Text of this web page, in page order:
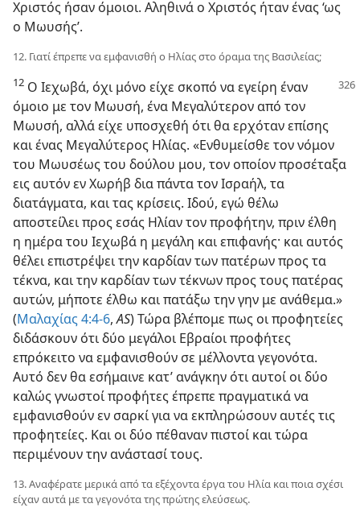
Χριστός ήσαν όμοιοι. Αληθινά ο Χριστός ήταν ένας ‘ως
ο Μωυσής’.
12. Γιατί έπρεπε να εμφανισθή ο Ηλίας στο όραμα της Βασιλείας;
12 Ο Ιεχωβά, όχι μόνο είχε σκοπό να εγείρη έναν
όμοιο με τον Μωυσή, ένα Μεγαλύτερον από τον
Μωυσή, αλλά είχε υποσχεθή ότι θα ερχόταν επίσης
και ένας Μεγαλύτερος Ηλίας. «Ενθυμείσθε τον νόμον
του Μωυσέως του δούλου μου, τον οποίον προσέταξα
εις αυτόν εν Χωρήβ δια πάντα τον Ισραήλ, τα
διατάγματα, και τας κρίσεις. Ιδού, εγώ θέλω
αποστείλει προς εσάς Ηλίαν τον προφήτην, πριν έλθη
η ημέρα του Ιεχωβά η μεγάλη και επιφανής· και αυτός
θέλει επιστρέψει την καρδίαν των πατέρων προς τα
τέκνα, και την καρδίαν των τέκνων προς τους πατέρας
αυτών, μήποτε έλθω και πατάξω την γην με ανάθεμα.»
(Μαλαχίας 4:4-6,AS) Τώρα βλέπομε πως οι προφητείες
διδάσκουν ότι δύο μεγάλοι Εβραίοι προφήτες
επρόκειτο να εμφανισθούν σε μέλλοντα γεγονότα.
Αυτό δεν θα εσήμαινε κατ’ ανάγκην ότι αυτοί οι δύο
καλώς γνωστοί προφήτες έπρεπε πραγματικά να
εμφανισθούν εν σαρκί για να εκπληρώσουν αυτές τις
προφητείες. Και οι δύο πέθαναν πιστοί και τώρα
περιμένουν την ανάστασί τους.
13. Αναφέρατε μερικά από τα εξέχοντα έργα του Ηλία και ποια σχέσι
είχαν αυτά με τα γεγονότα της πρώτης ελεύσεως.